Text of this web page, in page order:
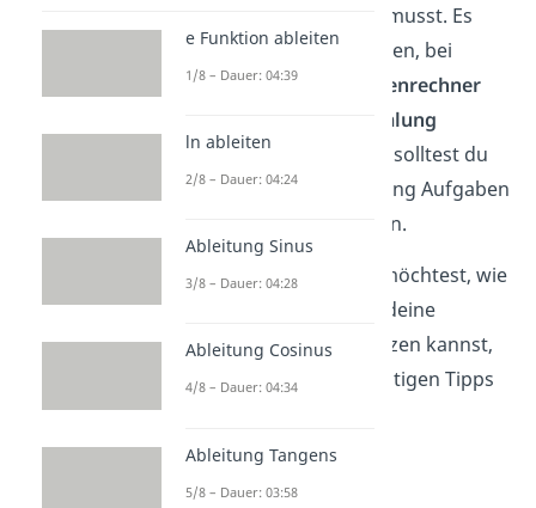
bearbeiten musst. Es
wird also Aufgaben geben, bei
denen dukeinen Taschenrechner
keine Formelsammlung
benutzen darfst. Daher solltest du
auch bei der Vorbereitung Aufgaben
ohne Hilfsmittel rechnen.
Tipp:Wenn du wissen möchtest, wie
du Studyflix gezielt für deine
Abiturvorbereitung nutzen kannst,
findest duhier
alle wichtigen Tipps
e Funktion ableiten
1/8 – Dauer: 04:39
ln ableiten
2/8 – Dauer: 04:24
Ableitung Sinus
3/8 – Dauer: 04:28
Ableitung Cosinus
4/8 – Dauer: 04:34
Ableitung Tangens
5/8 – Dauer: 03:58